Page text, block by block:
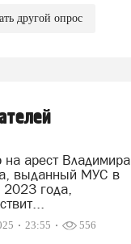
другой опрос
на арест Владимира
выданный МУС в
2023 года,
23:55 556